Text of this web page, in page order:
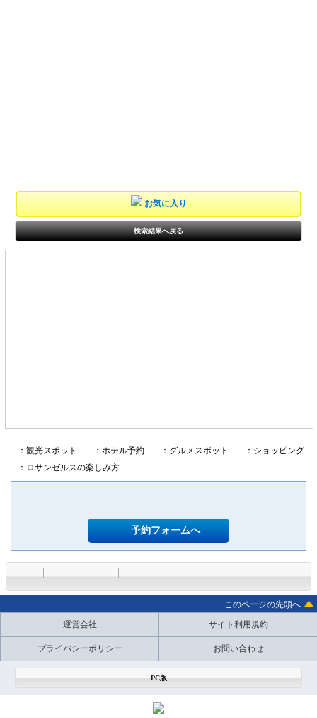
お気に入り
検索結果へ戻る
：観光スポット ：ホテル予約 ：グルメスポット
：ショッピング
：ロサンゼルスの楽しみ方
予約フォームへ
このページの先頭へ
運営会社 サイト利用規約
プライバシーポリシー お問い合わせ
PC版